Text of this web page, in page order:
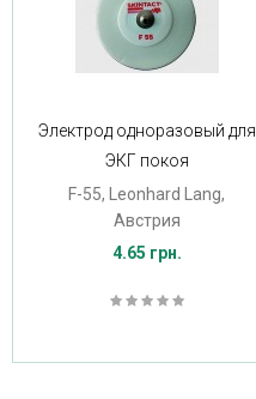
Электрод одноразовый для
ЭКГ покоя
F-55, Leonhard Lang,
Австрия
4.65 грн.